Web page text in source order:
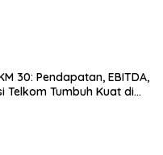
30: Pendapatan, EBITDA,
Telkom Tumbuh Kuat di